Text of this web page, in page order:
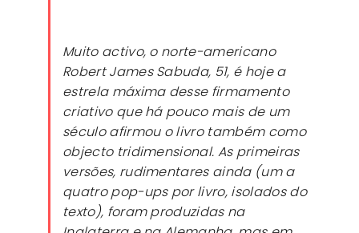
Muito activo, o norte-americano
Robert James Sabuda, 51, é hoje a
estrela máxima desse firmamento
criativo que há pouco mais de um
século afirmou o livro também como
objecto tridimensional. As primeiras
versões, rudimentares ainda (um a
quatro pop-ups por livro, isolados do
texto), foram produzidas na